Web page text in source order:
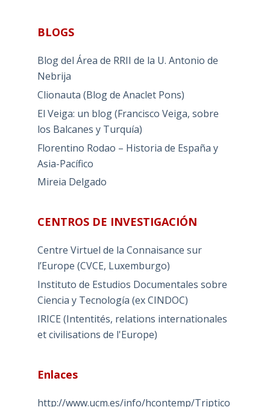
BLOGS
Blog del Área de RRII de la U. Antonio de
Nebrija
Clionauta (Blog de Anaclet Pons)
El Veiga: un blog (Francisco Veiga, sobre
los Balcanes y Turquía)
Florentino Rodao – Historia de España y
Asia-Pacífico
Mireia Delgado
CENTROS DE INVESTIGACIÓN
Centre Virtuel de la Connaisance sur
l’Europe (CVCE, Luxemburgo)
Instituto de Estudios Documentales sobre
Ciencia y Tecnología (ex CINDOC)
IRICE (Intentités, relations internationales
et civilisations de l'Europe)
Enlaces
http://www.ucm.es/info/hcontemp/Triptico